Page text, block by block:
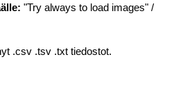
"Try always to load images" /
.csv .tsv .txt tiedostot.